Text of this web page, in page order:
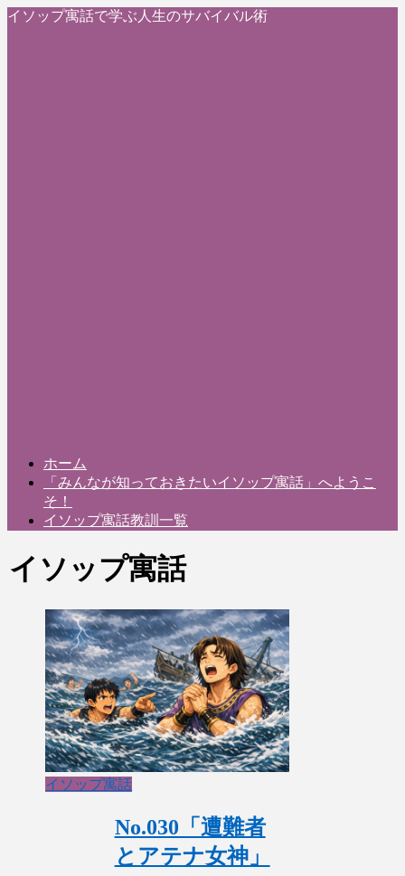
イソップ寓話で学ぶ人生のサバイバル術
ホーム
「みんなが知っておきたいイソップ寓話」へようこ
そ！
イソップ寓話教訓一覧
イソップ寓話
イソップ寓話
No.030「遭難者
とアテナ女神」